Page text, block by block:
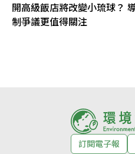
開高級飯店將改變小琉球？
制爭議更值得關注
訂閱電子報